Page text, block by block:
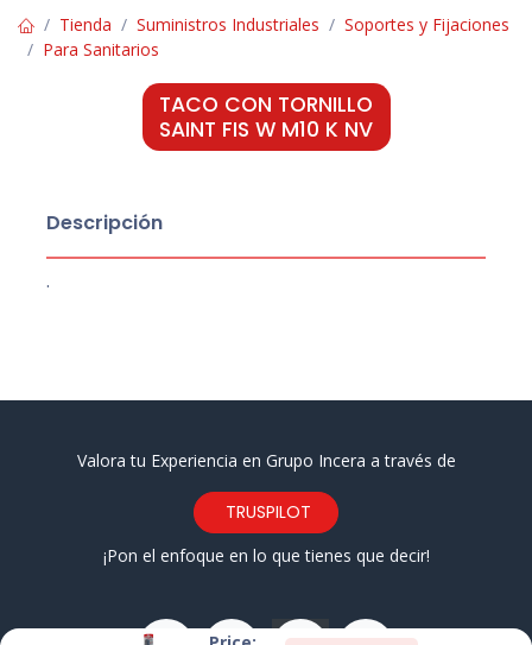
Tienda Suministros Industriales
Soportes y Fijaciones
Para Sanitarios
TACO CON TORNILLO
SAINT FIS W M10 K NV
Descripción
.
Valora tu Experiencia en Grupo Incera a través de
TRUSPILOT
¡Pon el enfoque en lo que tienes que decir!